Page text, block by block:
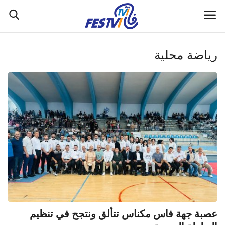
التواصل معنا
فريق العمل
FES TV1 قناة
مستجدات
اقتصاد
مجتمع
رياضة محلية
عصبة جهة فاس مكناس تتألق ونتجح في تنظيم